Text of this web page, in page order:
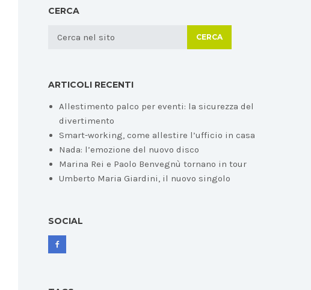
CERCA
CERCA
ARTICOLI RECENTI
Allestimento palco per eventi: la sicurezza del
divertimento
Smart-working, come allestire l’ufficio in casa
Nada: l’emozione del nuovo disco
Marina Rei e Paolo Benvegnù tornano in tour
Umberto Maria Giardini, il nuovo singolo
SOCIAL